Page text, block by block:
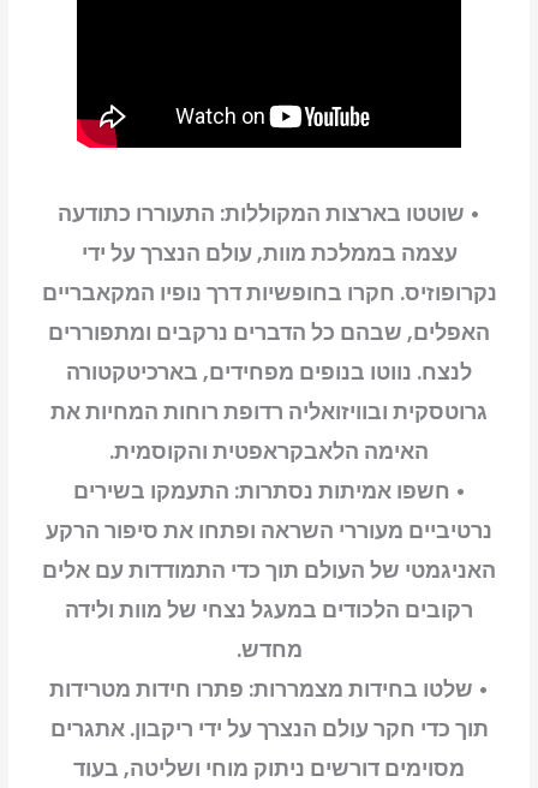
• שוטטו בארצות המקוללות: התעוררו כתודעה
עצמה בממלכת מוות, עולם הנצרך על ידי
נקרופוזיס. חקרו בחופשיות דרך נופיו המקאבריים
האפלים, שבהם כל הדברים נרקבים ומתפוררים
לנצח. נווטו בנופים מפחידים, בארכיטקטורה
גרוטסקית ובוויזואליה רדופת רוחות המחיות את
האימה הלאבקראפטית והקוסמית.
• חשפו אמיתות נסתרות: התעמקו בשירים
נרטיביים מעוררי השראה ופתחו את סיפור הרקע
האניגמטי של העולם תוך כדי התמודדות עם אלים
רקובים הלכודים במעגל נצחי של מוות ולידה
מחדש.
• שלטו בחידות מצמררות: פתרו חידות מטרידות
תוך כדי חקר עולם הנצרך על ידי ריקבון. אתגרים
מסוימים דורשים ניתוק מוחי ושליטה, בעוד